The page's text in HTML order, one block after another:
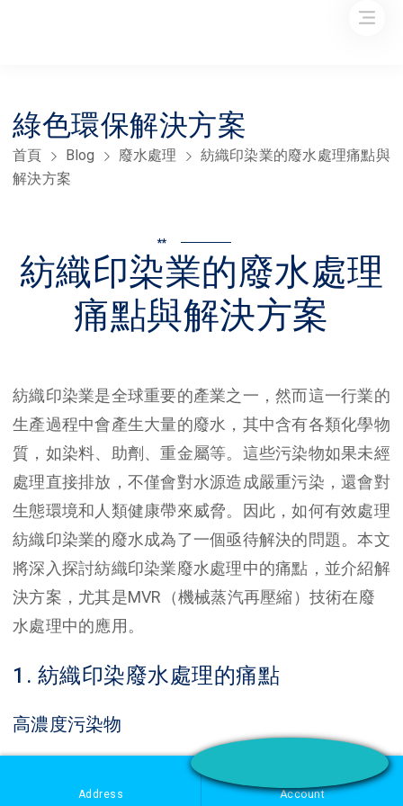
Address Account
綠色環保解決方案
首頁 Blog 廢水處理
紡織印染業的廢水處理痛點與
解決方案
**
紡織印染業的廢水處理
痛點與解決方案
紡織印染業是全球重要的產業之一，然而這一行業的
生產過程中會產生大量的廢水，其中含有各類化學物
質，如染料、助劑、重金屬等。這些污染物如果未經
處理直接排放，不僅會對水源造成嚴重污染，還會對
生態環境和人類健康帶來威脅。因此，如何有效處理
紡織印染業的廢水成為了一個亟待解決的問題。本文
將深入探討紡織印染業廢水處理中的痛點，並介紹解
決方案，尤其是MVR（機械蒸汽再壓縮）技術在廢
水處理中的應用。
1. 紡織印染廢水處理的痛點
高濃度污染物
紡織印染廢水中含有大量的染料和化學助劑，這些污
染物濃度高、種類多，對常規的廢水處理技術構成挑